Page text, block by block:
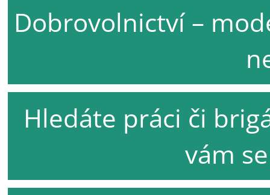
Dobrovolnictví –
Hledáte práci či
vám